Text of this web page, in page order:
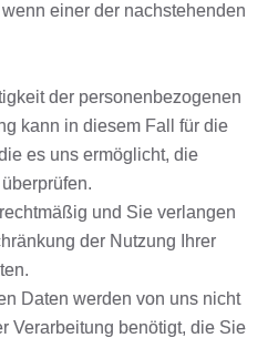
einer der nachstehenden
der personenbezogenen
kann in diesem Fall für die
es uns ermöglicht, die
und Sie verlangen
der Nutzung Ihrer
Daten werden von uns nicht
Verarbeitung benötigt, die Sie